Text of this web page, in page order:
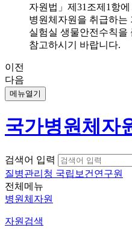
자원법」제31조제1항
병원체자원을 취급하는
실험실 생물안전수칙을
참고하시기 바랍니다.
이전
다음
메뉴열기
국가병원체자
검색어 입력
질병관리청 국립보건연구원
전체메뉴
병원체자원
자원검색